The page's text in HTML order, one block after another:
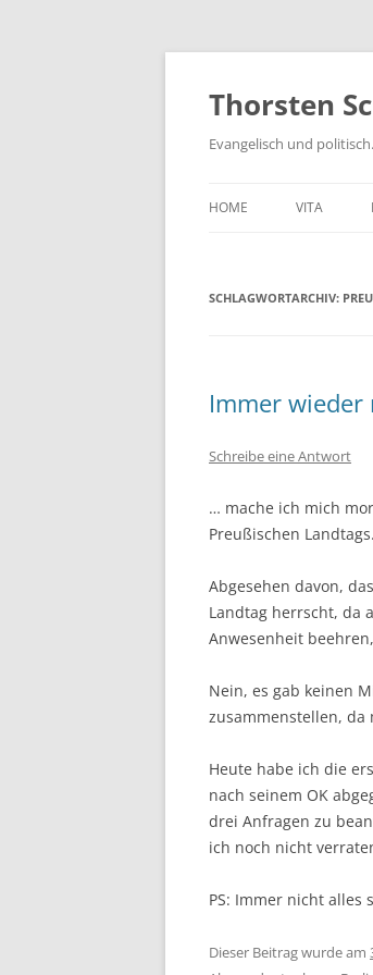
Zum
springen
Thorsten
Evangelisch und
HOME VITA
SCHLAGWORTARCHIV:
Immer
Schreibe eine Antwort
… mache ich mich
Preußischen Landtags.
Abgesehen davon,
Landtag herrscht, da
Anwesenheit
Nein, es gab keinen
zusammenstellen, da
Heute habe ich die
nach seinem OK
drei Anfragen zu
ich noch nicht
PS: Immer nicht alles
Dieser Beitrag wurde am